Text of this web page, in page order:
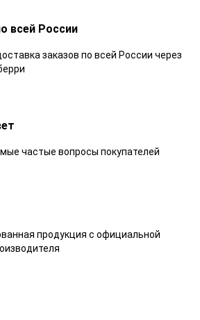
всей России
заказов по всей России через
частые вопросы покупателей
продукция с официальной